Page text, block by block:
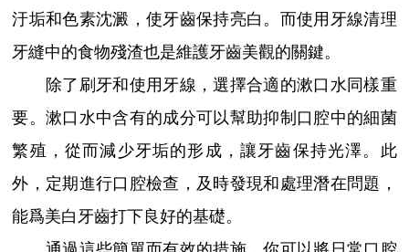
汙垢和色素沈澱，使牙齒保持亮白。而使用牙線清理
牙縫中的食物殘渣也是維護牙齒美觀的關鍵。
除了刷牙和使用牙線，選擇合適的漱口水同樣重
要。漱口水中含有的成分可以幫助抑制口腔中的細菌
繁殖，從而減少牙垢的形成，讓牙齒保持光澤。此
外，定期進行口腔檢查，及時發現和處理潛在問題，
能爲美白牙齒打下良好的基礎。